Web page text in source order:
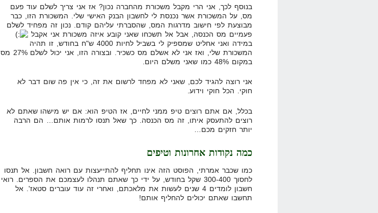
בנוסף לכך, אני הרי מקבל משכורת מהחברה נכון? אז אני צריך לשלם עוד פעם
מס, על המשכורת אשר נכנסת לי לחשבון הבנק האישי שלי. המשכורת הזו, כבר
מבוצעת לפי חישוב מדרגות המס, שהסברתי עליהם קודם. נכון זה מפחיד לשלם
פעמיים מס הכנסה, אבל אל תשכחו שאני קובע איזה משכורת אני אקבל
במידה ואני אחליט שמספיק לי בשביל לחיות 4000 ש"ח בחודש, זו תהיה
המשכורת שלי, ואז אני לא אשלם מס כשכיר. ובצורה הזו, אני יכול לשלם 27% מס
במקום 48% כמו שאני משלם היום.
אני רוצה להגיד לכם, שאני לא מפחד לרשום את זה, כי אין פה שום דבר לא
חוקי. הכל חוקי וידוע.
בכלל, אם אתם רוצים טיפ ממני לחיים, אז הטיפ הוא: אם יש מישהו שאתם לא
רוצים להתעסק איתו, זה מס הכנסה. כך שאל תנסו לרמות אותם… הם הרבה
יותר חזקים מכם…
כמה נקודות אחרונות וטיפים
כמו שכבר אמרתי, הפוסט הזה אינו תחליף להתייעצות עם רואה חשבון. אל תנסו
לחסוך 300-400 שקל בחודש, על ידי כך שאתם תנהלו לעצמכם את הספרים. רואי
חשבון לומדים 4 שנים לעשות את מלאכתם, ואחרי זה עוד עוברים סטאז'. אל
תחשבו שאתם יכולים להחליף אותם!